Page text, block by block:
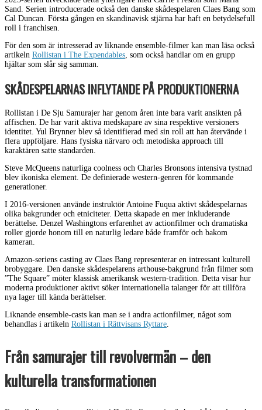
Sand. Serien introducerade också den danske skådespelaren Claes Bang som
Cal Duncan. Första gången en skandinavisk stjärna har haft en betydelsefull
roll i franchisen.
För den som är intresserad av liknande ensemble-filmer kan man läsa också
artikeln Rollistan i The Expendables , som också handlar om en grupp
hjältar som slår sig samman.
SKÅDESPELARNAS INFLYTANDE PÅ PRODUKTIONERNA
Rollistan i De Sju Samurajer har genom åren inte bara varit ansikten på
affischen. De har varit aktiva medskapare av sina respektive versioners
identitet. Yul Brynner blev så identifierad med sin roll att han återvände i
flera uppföljare. Hans fysiska närvaro och metodiska approach till
karaktären satte standarden.
Steve McQueens naturliga coolness och Charles Bronsons intensiva tystnad
blev ikoniska element. De definierade western-genren för kommande
generationer.
I 2016-versionen använde instruktör Antoine Fuqua aktivt skådespelarnas
olika bakgrunder och etniciteter. Detta skapade en mer inkluderande
berättelse. Denzel Washingtons erfarenhet av actionfilmer och dramatiska
roller gjorde honom till en naturlig ledare både framför och bakom
kameran.
Amazon-seriens casting av Claes Bang representerar en intressant kulturell
brobyggare. Den danske skådespelarens arthouse-bakgrund från filmer som
”The Square” möter klassisk amerikansk western-tradition. Detta visar hur
moderna produktioner aktivt söker internationella talanger för att tillföra
nya lager till kända berättelser.
Liknande ensemble-casts kan man se i andra actionfilmer, något som
behandlas i artikeln Rollistan i Rättvisans Ryttare.
Från samurajer till revolvermän – den
kulturella transformationen